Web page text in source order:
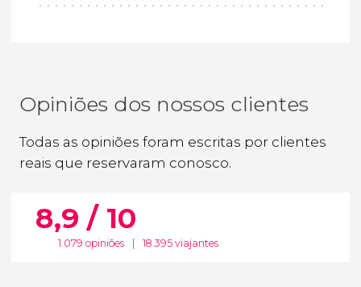
Opiniões dos nossos clientes
Todas as opiniões foram escritas por clientes
reais que reservaram conosco.
8,9 / 10
1.079 opiniões 18.395 viajantes